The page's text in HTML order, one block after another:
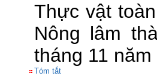
Thực vật
Nông lâm
tháng 11 năm
Tóm tắt